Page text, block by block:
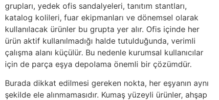
grupları, yedek ofis sandalyeleri, tanıtım stantları,
katalog kolileri, fuar ekipmanları ve dönemsel olarak
kullanılacak ürünler bu grupta yer alır. Ofis içinde her
ürün aktif kullanılmadığı halde tutulduğunda, verimli
çalışma alanı küçülür. Bu nedenle kurumsal kullanıcılar
için de parça eşya depolama önemli bir çözümdür.
Burada dikkat edilmesi gereken nokta, her eşyanın aynı
şekilde ele alınmamasıdır. Kumaş yüzeyli ürünler, ahşap